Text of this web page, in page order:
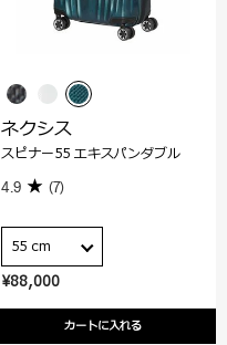
¥88,000
カートに入れる
ネクシス
スピナー55 エキスパンダブル
4.9 (7)
55 cm